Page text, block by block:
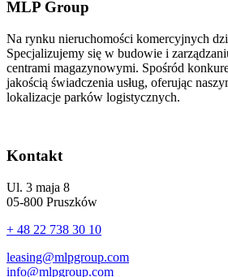
MLP Group
Na rynku nieruchomości komercyjnych
Specjalizujemy się w budowie i
centrami magazynowymi. Spośród
jakością świadczenia usług, oferując
lokalizacje parków logistycznych.
Kontakt
Ul. 3 maja 8
05-800 Pruszków
+ 48 22 738 30 10
leasing@mlpgroup.com
info@mlpgroup.com